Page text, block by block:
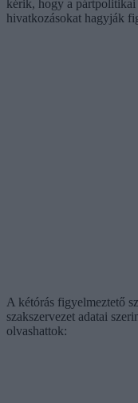
kérik, hogy a pártpolitikai
hivatkozásokat hagyják
A kétórás figyelmeztető
szakszervezet adatai
olvashattok: